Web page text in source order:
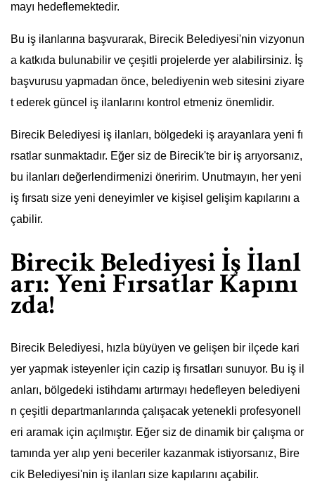
mayı hedeflemektedir.
Bu iş ilanlarına başvurarak, Birecik Belediyesi'nin vizyonun
a katkıda bulunabilir ve çeşitli projelerde yer alabilirsiniz. İş
başvurusu yapmadan önce, belediyenin web sitesini ziyare
t ederek güncel iş ilanlarını kontrol etmeniz önemlidir.
Birecik Belediyesi iş ilanları, bölgedeki iş arayanlara yeni fı
rsatlar sunmaktadır. Eğer siz de Birecik'te bir iş arıyorsanız,
bu ilanları değerlendirmenizi öneririm. Unutmayın, her yeni
iş fırsatı size yeni deneyimler ve kişisel gelişim kapılarını a
çabilir.
Birecik Belediyesi İş İlanl
arı: Yeni Fırsatlar Kapını
zda!
Birecik Belediyesi, hızla büyüyen ve gelişen bir ilçede kari
yer yapmak isteyenler için cazip iş fırsatları sunuyor. Bu iş il
anları, bölgedeki istihdamı artırmayı hedefleyen belediyeni
n çeşitli departmanlarında çalışacak yetenekli profesyonell
eri aramak için açılmıştır. Eğer siz de dinamik bir çalışma or
tamında yer alıp yeni beceriler kazanmak istiyorsanız, Bire
cik Belediyesi'nin iş ilanları size kapılarını açabilir.